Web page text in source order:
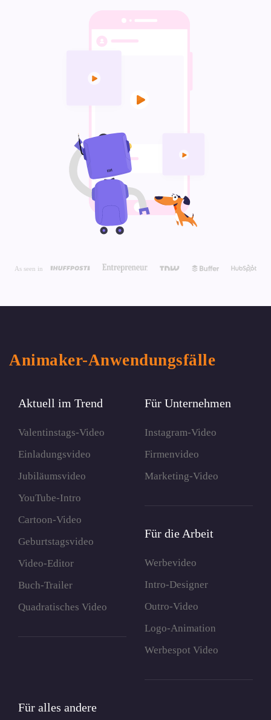
Animaker-Anwendungsfälle
Aktuell im Trend
Valentinstags-Video
Einladungsvideo
Jubiläumsvideo
YouTube-Intro
Cartoon-Video
Geburtstagsvideo
Video-Editor
Buch-Trailer
Quadratisches Video
Für Unternehmen
Instagram-Video
Firmenvideo
Marketing-Video
Für die Arbeit
Werbevideo
Intro-Designer
Outro-Video
Logo-Animation
Werbespot Video
Für alles andere